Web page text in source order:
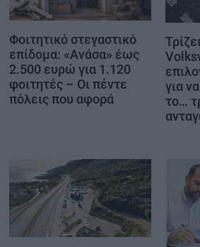
Φοιτητικό στεγαστικό
επίδομα: «Ανάσα» έως
2.500 ευρώ για 1.120
φοιτητές – Οι πέντε
πόλεις που αφορά
για
το…